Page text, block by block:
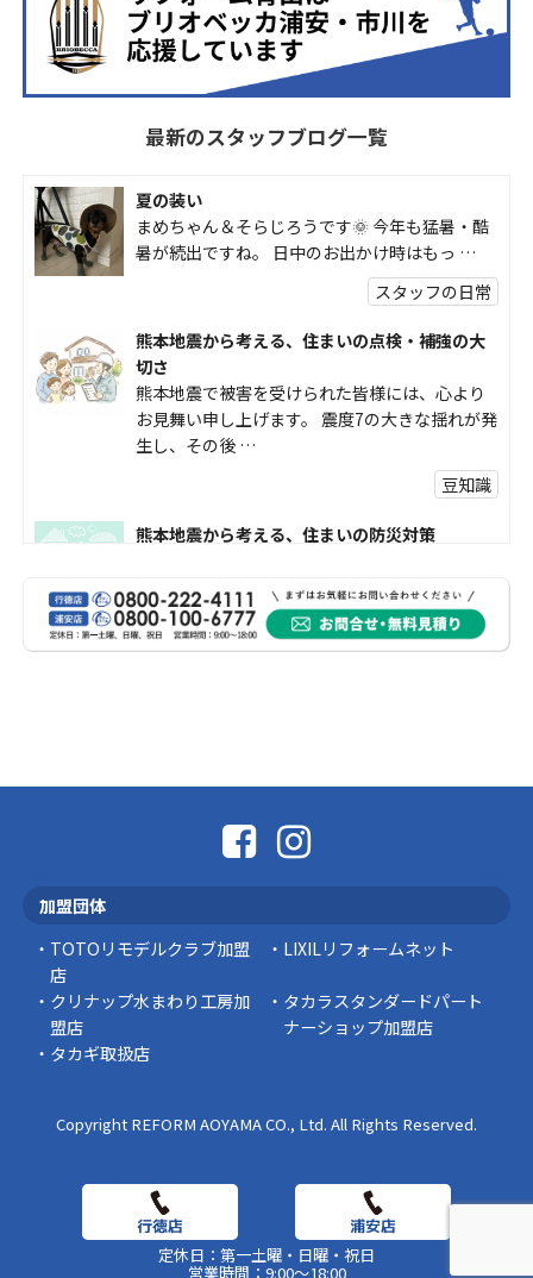
最新のスタッフブログ一覧
夏の装い
まめちゃん＆そらじろうです🌞 今年も猛暑・酷
暑が続出ですね。 日中のお出かけ時はもっ …
スタッフの日常
熊本地震から考える、住まいの点検・補強の大
切さ
熊本地震で被害を受けられた皆様には、心より
お見舞い申し上げます。 震度7の大きな揺れが発
生し、その後 …
豆知識
熊本地震から考える、住まいの防災対策
受けられた皆様に、心よりお見舞い申し上げま
す。 今回の地震 …
社長コラム
スタッフの日常
加盟団体
TOTOリモデルクラブ加盟
店
LIXILリフォームネット
クリナップ水まわり工房加
盟店
タカラスタンダードパート
ナーショップ加盟店
タカギ取扱店
Copyright REFORM AOYAMA CO., Ltd. All Rights Reserved.
定休日：第一土曜・日曜・祝日
営業時間：9:00～18:00